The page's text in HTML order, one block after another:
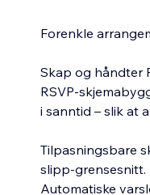
Forenkle
Skap og håndter
RSVP-
i sanntid – slik at
Tilpasningsbare
slipp-grensesnitt.
Automatiske